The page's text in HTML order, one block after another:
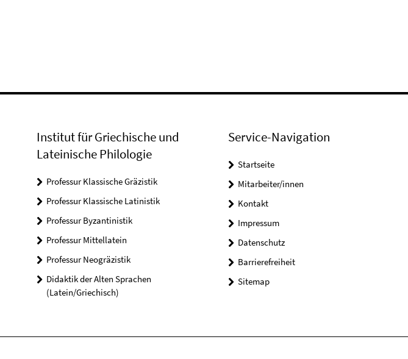
Institut für Griechische und
Lateinische Philologie
Professur Klassische Gräzistik
Professur Klassische Latinistik
Professur Byzantinistik
Professur Mittellatein
Professur Neogräzistik
Didaktik der Alten Sprachen
(Latein/Griechisch)
Service-Navigation
Startseite
Mitarbeiter/innen
Kontakt
Impressum
Datenschutz
Barrierefreiheit
Sitemap